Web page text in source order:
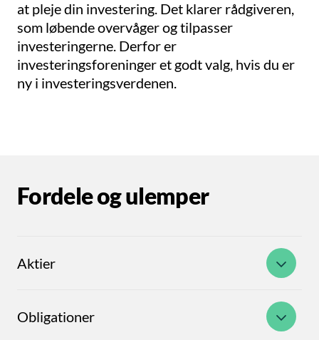
at pleje din investering. Det klarer rådgiveren,
som løbende overvåger og tilpasser
investeringerne. Derfor er
investeringsforeninger et godt valg, hvis du er
ny i investeringsverdenen.
Fordele og ulemper
Aktier
Obligationer